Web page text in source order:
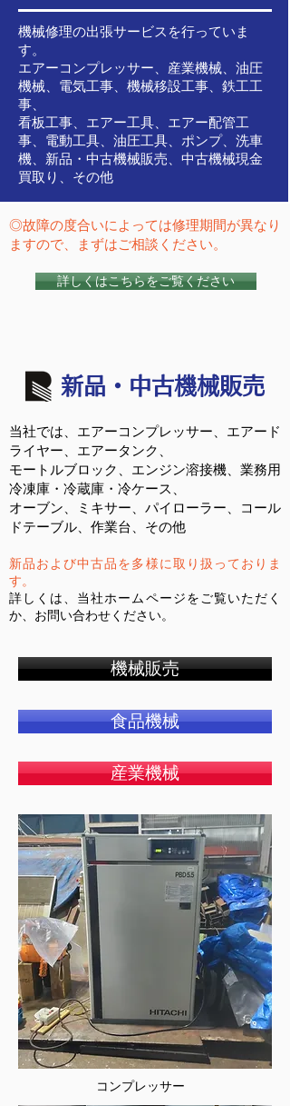
機械修理の出張サービスを行っていま
す。
エアーコンプレッサー、産業機械、油圧
機械、電気工事、機械移設工事、鉄工工
事、
看板工事、エアー工具、エアー配管工
事、電動工具、油圧工具、ポンプ、洗車
機、新品・中古機械販売、中古機械現金
買取り、その他
◎故障の度合いによっては修理期間が異なり
ますので、まずはご相談ください。
詳しくはこちらをご覧ください
新品・中古機械販売
当社では、エアーコンプレッサー、エアード
ライヤー、エアータンク、
モートルブロック、エンジン溶接機、業務用
冷凍庫・冷蔵庫・冷ケース、
オーブン、ミキサー、パイローラー、コール
ドテーブル、作業台、その他
新品および中古品を多様に取り扱っておりま
す。
詳しくは、当社ホームページをご覧いただく
か、お問い合わせください。
機械販売
食品機械
産業機械
​コンプレッサー